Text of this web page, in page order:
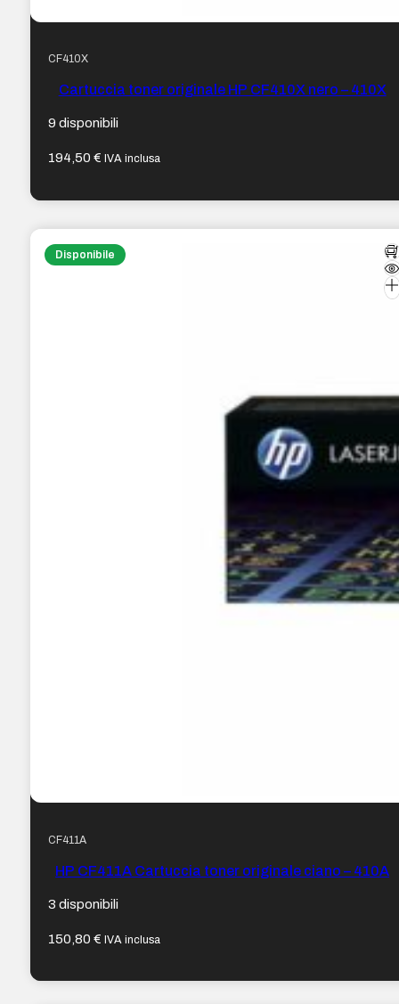
CF410X
Cartuccia toner originale HP CF410X nero – 410X
9 disponibili
194,50€ IVA inclusa
Disponibile
CF411A
HP CF411A Cartuccia toner originale ciano – 410A
3 disponibili
150,80€ IVA inclusa